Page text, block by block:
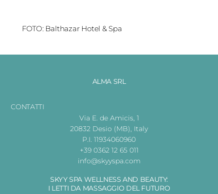
FOTO: Balthazar Hotel & Spa
ALMA SRL
CONTATTI
Via E. de Amicis, 1
20832 Desio (MB), Italy
P.I. 11934060960
+39 0362 12 65 011
info@skyyspa.com
SKYY SPA WELLNESS AND BEAUTY:
I LETTI DA MASSAGGIO DEL FUTURO